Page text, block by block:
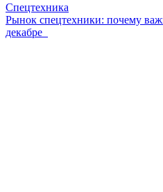
Спецтехника
Рынок спецтехники: почему
декабре